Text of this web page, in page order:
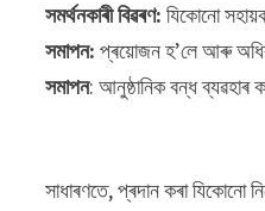
সমৰ্থনকাৰী বিৱৰণ: যিকোনো
সমাপন:প্ৰয়োজন হ’লে আৰু
সমাপন: আনুষ্ঠানিক বন্ধ ব্যৱহাৰ
সাধাৰণতে, প্ৰদান কৰা যিকোনো